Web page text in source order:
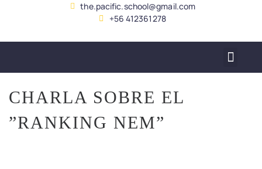
the.pacific.school@gmail.com
+56 412361278
CHARLA SOBRE EL
”RANKING NEM”